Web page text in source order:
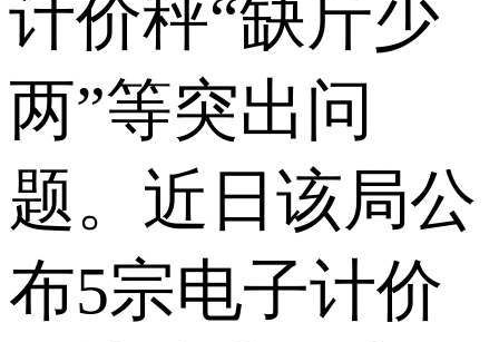
计价秤“缺斤少
两”等突出问
题。近日该局公
布5宗电子计价